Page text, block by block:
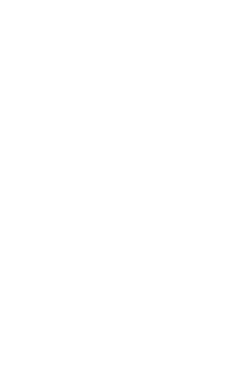
Définition, notions et objectifs. Rôle de
Diagrammes courants : histogrammes, pie
Visualisation multidimensionnelles : nuages
Visualisation multi-niveaux : données
Techniques de visualisations : fisheyes, vue
Visualisation par modèle de force : modèle
Le cadre juridique du stockage et de
Sémiologie graphique : la base de la